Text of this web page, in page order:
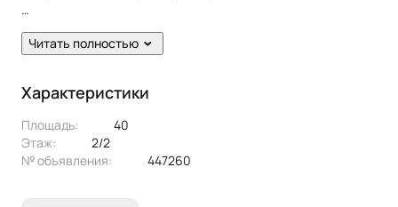
Аренда — 50 000 ₽, коммунальная плата включена в
стоимость. Залог — 50 000 .
Сдаётся долгосрочно. Заходите и работайте!
Читать полностью
Характеристики
Площадь:
40
Этаж:
2/2
№ объявления:
447260